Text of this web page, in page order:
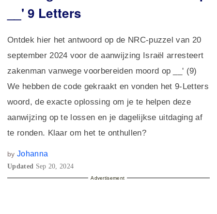
__' 9 Letters
Ontdek hier het antwoord op de NRC-puzzel van 20
september 2024 voor de aanwijzing Israël arresteert
zakenman vanwege voorbereiden moord op __' (9)
We hebben de code gekraakt en vonden het 9-Letters
woord, de exacte oplossing om je te helpen deze
aanwijzing op te lossen en je dagelijkse uitdaging af
te ronden. Klaar om het te onthullen?
by Johanna
Updated Sep 20, 2024
Advertisement